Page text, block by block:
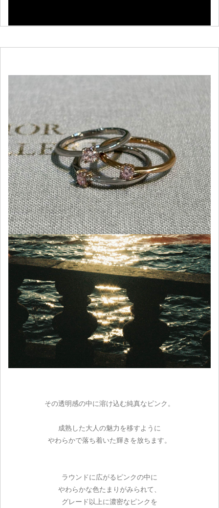
その透明感の中に溶け込む純真なピンク。
成熟した大人の魅力を移すように
やわらかで落ち着いた輝きを放ちます。
ラウンドに広がるピンクの中に
やわらかな色たまりがみられて、
グレード以上に濃密なピンクを